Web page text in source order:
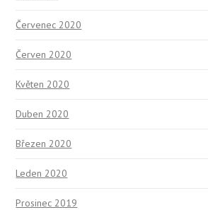
Červenec 2020
Červen 2020
Květen 2020
Duben 2020
Březen 2020
Leden 2020
Prosinec 2019